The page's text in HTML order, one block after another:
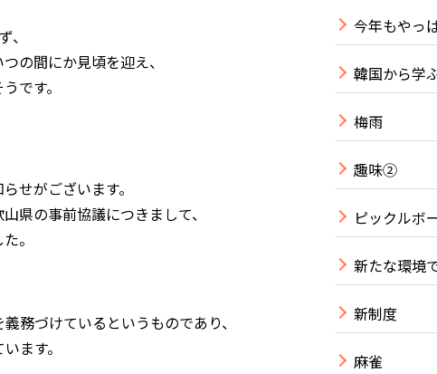
、
の間にか見頃を迎え、
です。
せがございます。
県の事前協議につきまして、
。
務づけているというものであり、
ます。
今年もやっ
韓国から学
梅雨
趣味②
ピックルボ
新たな環境
新制度
麻雀